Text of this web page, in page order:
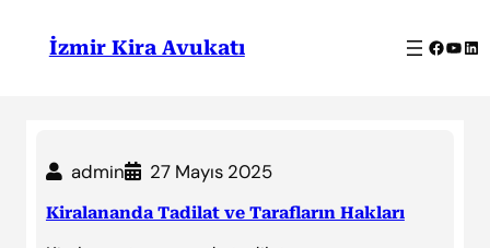
İzmir Kira Avukatı
admin 27 Mayıs 2025
Kiralananda Tadilat ve Tarafların Hakları